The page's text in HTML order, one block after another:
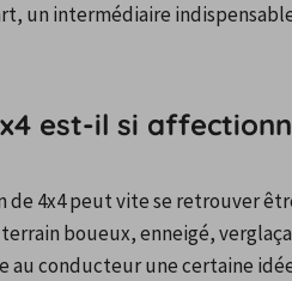
un intermédiaire
est-il si
4x4 peut vite se retrouver
boueux, enneigé,
au conducteur une certaine